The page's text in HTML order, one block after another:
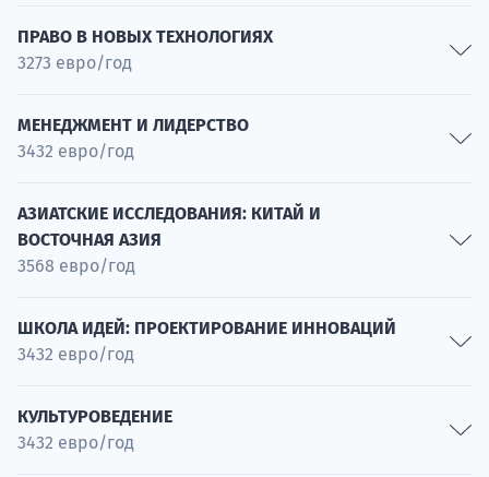
Специальность
Исследование взаимодействия с пользователем
Искусственный интеллект и машинное обучение
Специальность
Специальность
ПРАВО В НОВЫХ ТЕХНОЛОГИЯХ
3273 евро/год
Новые технологии в законе
Специальность
МЕНЕДЖМЕНТ И ЛИДЕРСТВО
3432 евро/год
Стартапы
Специальность
Управление проектами
АЗИАТСКИЕ ИССЛЕДОВАНИЯ: КИТАЙ И
ВОСТОЧНАЯ АЗИЯ
3568 евро/год
Азиатская культура
Специальность
Специальность
Международный бизнес
ШКОЛА ИДЕЙ: ПРОЕКТИРОВАНИЕ ИННОВАЦИЙ
3432 евро/год
Проектирование инноваций
Специальность
КУЛЬТУРОВЕДЕНИЕ
3432 евро/год